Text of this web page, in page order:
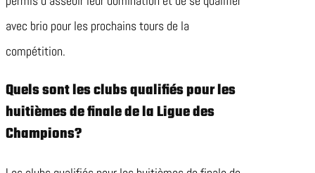
avec brio pour les prochains tours de la
compétition.
Quels sont les clubs qualifiés pour les
huitièmes de finale de la Ligue des
Champions?